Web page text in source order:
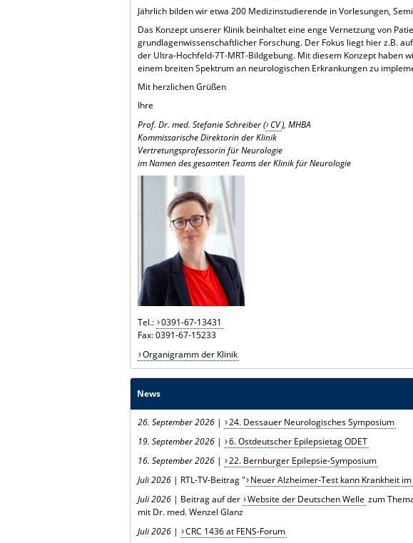
Jährlich bilden wir etwa 200 Medizinstudierende in Vorlesungen,
Das Konzept unserer Klinik beinhaltet eine enge Vernetzung von
grundlagenwissenschaftlicher Forschung. Der Fokus liegt hier z.B.
der Ultra-Hochfeld-7T-MRT-Bildgebung. Mit diesem Konzept haben
einem breiten Spektrum an neurologischen Erkrankungen zu
Mit herzlichen Grüßen
Ihre
Prof. Dr. med. Stefanie Schreiber ( CV), MHBA
Kommissarische Direktorin der Klinik
Vertretungsprofessorin für Neurologie
im Namen des gesamten Teams der Klinik für Neurologie
Tel.: 0391-67-13431
Fax: 0391-67-15233
Organigramm der Klinik
News
26. September 2026 |
24. Dessauer Neurologisches Symposium
19. September 2026 |
6. Ostdeutscher Epilepsietag ODET
16. September 2026 |
22. Bernburger Epilepsie-Symposium
Juli 2026 | RTL-TV-Beitrag " Neuer Alzheimer-Test kann Krankheit
Juli 2026 | Beitrag auf der Website der Deutschen Welle zum
mit Dr. med. Wenzel Glanz
Juli 2026 |
CRC 1436 at FENS-Forum